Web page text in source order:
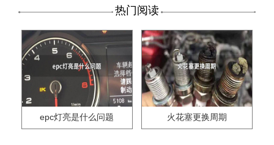
热门阅读
epc灯亮是什么问题 火花塞更换周期